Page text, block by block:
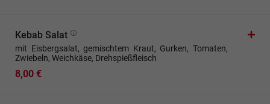
Kebab Salat
mit Eisbergsalat, gemischtem Kraut, Gurken, Tomaten,
Zwiebeln, Weichkäse, Drehspießfleisch
8,00 €